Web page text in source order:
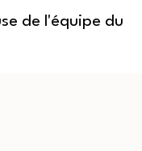
de l'équipe du